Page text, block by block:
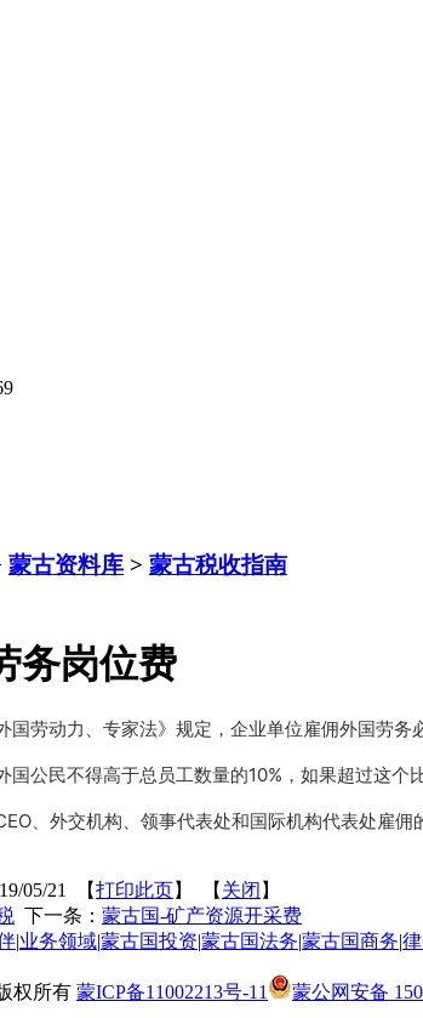
蒙古资料库 > 蒙古税收指南
务岗位费
国劳动力、专家法》规定，企业单位雇佣外国劳
国公民不得高于总员工数量的10%，如果超过这个
、外交机构、领事代表处和国际机构代表处雇
05/21 【打印此页 】 【 关闭 】
下一条： 蒙古国-矿产资源开采费
业务领域 蒙古国投资 蒙古国法务 蒙古国商务
权所有 蒙ICP备11002213号-11 蒙公网安备